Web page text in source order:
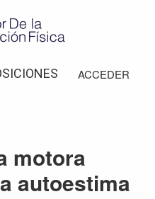
ACCEDER
motora
autoestima